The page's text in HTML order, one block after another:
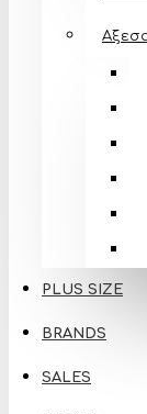
PLUS SIZE
BRANDS
SALES